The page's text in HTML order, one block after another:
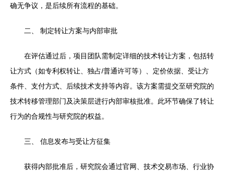
确无争议，是后续所有流程的基础。
二、 制定转让方案与内部审批
在评估通过后，项目团队需制定详细的技术转让方案，包括转
让方式（如专利权转让、独占/普通许可等）、定价依据、受让方
条件、支付方式、后续技术支持等内容。该方案需提交至研究院的
技术转移管理部门及决策层进行内部审核批准。此环节确保了转让
行为的合规性与研究院的权益。
三、 信息发布与受让方征集
获得内部批准后，研究院会通过官网、技术交易市场、行业协